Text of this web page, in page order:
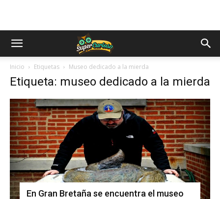
Inicio Etiquetas Museo dedicado a la mierda
Etiqueta: museo dedicado a la mierda
En Gran Bretaña se encuentra el museo